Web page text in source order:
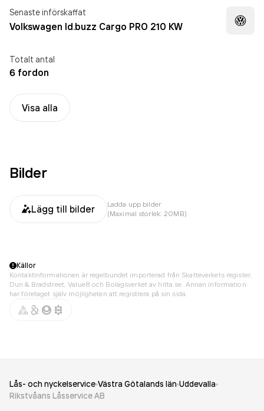
Senaste införskaffat
Volkswagen Id.buzz Cargo PRO 210 KW
Totalt antal
6 fordon
Visa alla
Bilder
Lägg till bilder
Ladda upp bilder
(Maximal storlek: 20MB)
Källor
Kontaktinformationen är regelbundet importerad från Skatteverkets register,
Dun & Bradstreet, Value8 och Bolagsverket av hitta.se. Annan information
har företaget själv möjligheten att registrera på sin sida.
Lås- och nyckelservice Västra Götalands län Uddevalla
Rikstvåans Låsservice AB